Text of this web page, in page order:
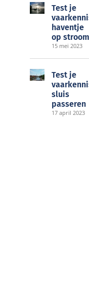
Test je
haventje
op stroom
15 mei 2023
Test je
sluis
passeren
17 april 2023